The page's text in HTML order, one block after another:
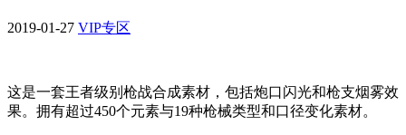
2019-01-27 VIP专区
这是一套王者级别枪战合成素材，包括炮口闪光和枪支烟雾效
果。拥有超过450个元素与19种枪械类型和口径变化素材。